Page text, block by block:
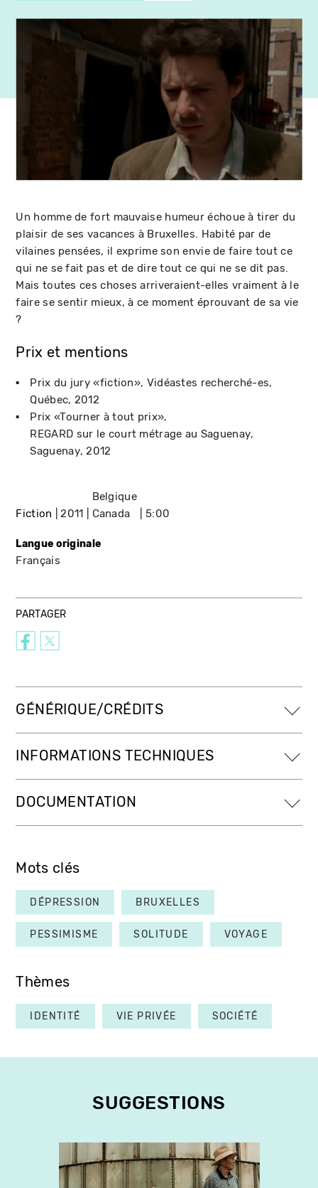
Un homme de fort mauvaise humeur échoue à tirer du
plaisir de ses vacances à Bruxelles. Habité par de
vilaines pensées, il exprime son envie de faire tout ce
qui ne se fait pas et de dire tout ce qui ne se dit pas.
Mais toutes ces choses arriveraient-elles vraiment à le
faire se sentir mieux, à ce moment éprouvant de sa vie
?
Prix et mentions
Prix du jury «fiction» Vidéastes recherché-es
Québec 2012
Prix «Tourner à tout prix»
REGARD sur le court métrage au Saguenay
Saguenay 2012
Fiction 2011
Belgique
Canada
5:00
Langue originale
Français
PARTAGER
GÉNÉRIQUE/CRÉDITS
INFORMATIONS TECHNIQUES
DOCUMENTATION
Mots clés
DÉPRESSION BRUXELLES
PESSIMISME SOLITUDE VOYAGE
Thèmes
IDENTITÉ VIE PRIVÉE SOCIÉTÉ
SUGGESTIONS